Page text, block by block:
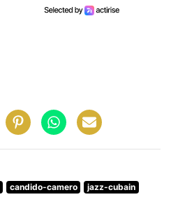
candido-camero jazz-cubain